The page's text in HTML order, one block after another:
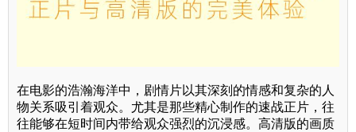
在电影的浩瀚海洋中，剧情片以其深刻的情感和复杂的人
物关系吸引着观众。尤其是那些精心制作的速战正片，往
往能够在短时间内带给观众强烈的沉浸感。高清版的画质